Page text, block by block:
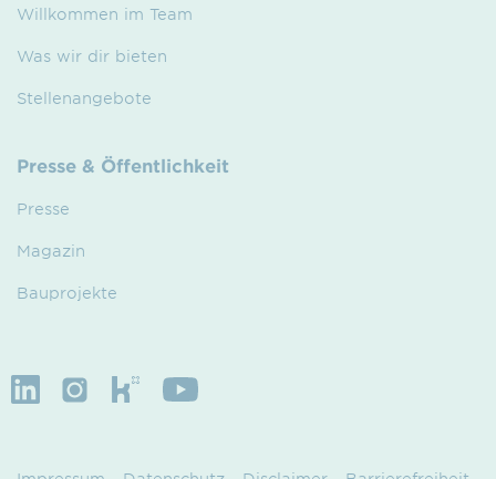
Willkommen im Team
Was wir dir bieten
Stellenangebote
Presse & Öffentlichkeit
Presse
Magazin
Bauprojekte